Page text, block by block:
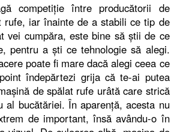
competiţie între producătorii de
rufe, iar înainte de a stabili ce tip de
vei cumpăra, este bine să ştii de ce
pentru a şti ce tehnologie să alegi.
poate fi mare dacă alegi ceea ce
îndepărtezi grija că te-ai putea
de spălat rufe urâtă care strică
al bucătăriei. În aparenţă, acesta nu
de important, însă avându-o în